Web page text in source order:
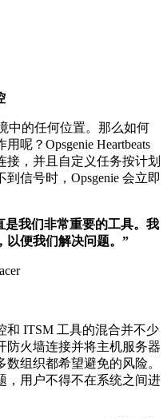
的任何位置。那么如何
呢？Opsgenie Heartbeats
，并且自定义任务按计划
信号时，Opsgenie 会立即
是我们非常重要的工具。我
以便我们解决问题。”
ITSM 工具的混合并不少
防火墙连接并将主机服务器
组织都希望避免的风险。
，用户不得不在系统之间进